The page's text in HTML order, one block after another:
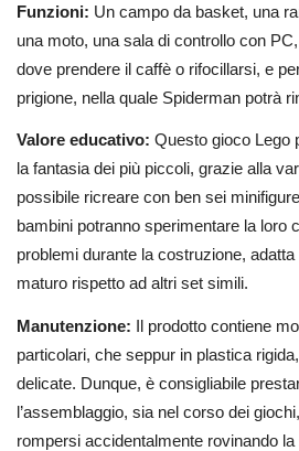
Funzioni: Un campo da basket, una
una moto, una sala di controllo con
dove prendere il caffè o rifocillarsi, e
prigione, nella quale Spiderman potrà
Valore educativo: Questo gioco Lego
la fantasia dei più piccoli, grazie alla
possibile ricreare con ben sei
bambini potranno sperimentare la loro
problemi durante la costruzione,
maturo rispetto ad altri set simili.
Manutenzione: Il prodotto contiene
particolari, che seppur in plastica
delicate. Dunque, è consigliabile
l’assemblaggio, sia nel corso dei
rompersi accidentalmente rovinando la